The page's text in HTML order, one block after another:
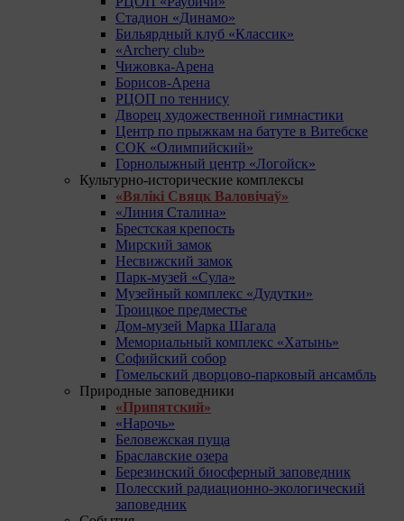
Стадион «Динамо»
Бильярдный клуб «Классик»
«Archery club»
Чижовка-Арена
Борисов-Арена
РЦОП по теннису
Дворец художественной гимнастики
Центр по прыжкам на батуте в Витебске
СОК «Олимпийский»
Горнолыжный центр «Логойск»
Культурно-исторические комплексы
«Вялікі Свяцк Валовічаў»
«Линия Сталина»
Брестская крепость
Мирский замок
Несвижский замок
Парк-музей «Сула»
Музейный комплекс «Дудутки»
Троицкое предместье
Дом-музей Марка Шагала
Мемориальный комплекс «Хатынь»
Софийский собор
Гомельский дворцово-парковый ансамбль
Природные заповедники
«Припятский»
«Нарочь»
Беловежская пуща
Браславские озера
Березинский биосферный заповедник
Полесский радиационно-экологический
заповедник